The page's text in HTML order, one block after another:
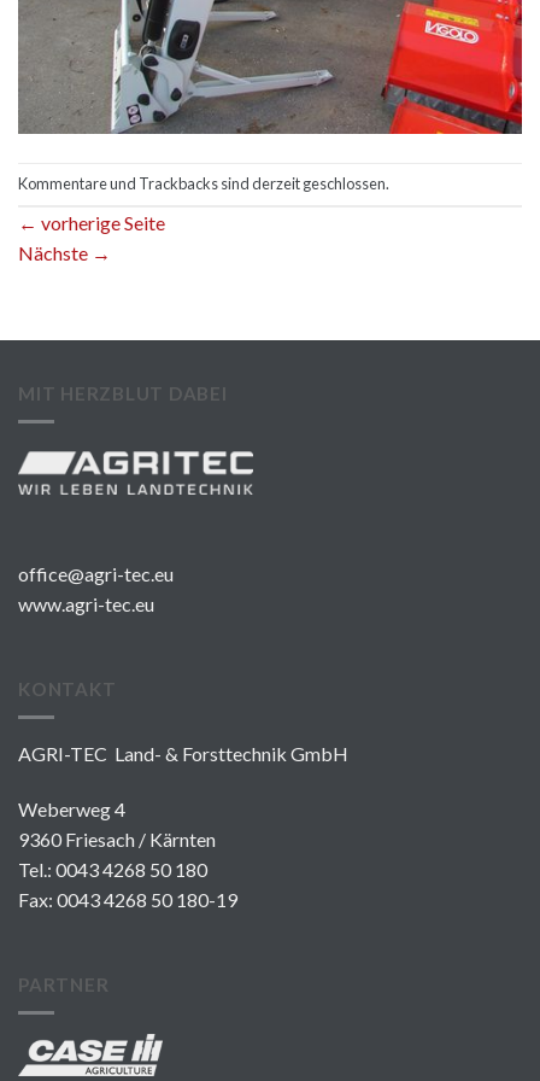
Kommentare und Trackbacks sind derzeit geschlossen.
← vorherige Seite
Nächste →
MIT HERZBLUT DABEI
office@agri-tec.eu
www.agri-tec.eu
KONTAKT
AGRI-TEC Land- & Forsttechnik GmbH
Weberweg 4
9360 Friesach / Kärnten
Tel.: 0043 4268 50 180
Fax: 0043 4268 50 180-19
PARTNER